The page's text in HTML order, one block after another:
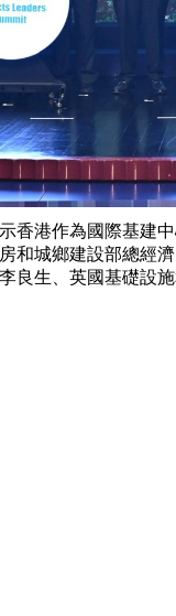
香港作為國際基建
城鄉建設部總經
良生、英國基礎設